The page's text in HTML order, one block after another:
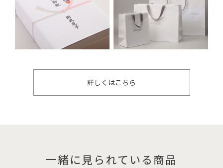
詳しくはこちら
一緒に見られている商品